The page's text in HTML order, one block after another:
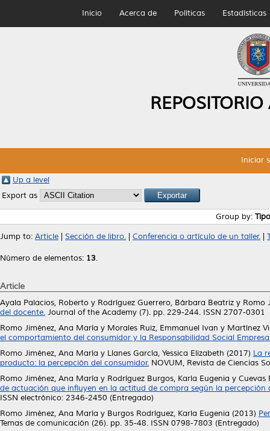
Inicio Acerca de Políticas Estadísticas
Iniciar
Up a level
Export as
Group by:
Jump to: Article Sección de libro. Conferencia o artículo de un taller.
Número de elementos: 13.
Article
Ayala Palacios, Roberto y Rodríguez Guerrero, Bárbara Beatriz y Romo
del docente. Journal of the Academy (7). pp. 229-244. ISSN 2707-0301
Romo Jiménez, Ana María y Morales Ruiz, Emmanuel Ivan y Martínez
el comportamiento del consumidor y la Responsabilidad Social
Romo Jiménez, Ana María y Llanes García, Yessica Elizabeth (2017) La
producto: la percepción del consumidor. NOVUM, Revista de Ciencias
Romo Jiménez, Ana María y Rodríguez Burgos, Karla Eugenia y Cuevas
de actuación que influyen en la actitud de compra según la percepción
ISSN electrónico: 2346-2450 (Entregado)
Romo Jiménez, Ana María y Burgos Rodríguez, Karla Eugenia (2013)
Temas de comunicación (26). pp. 35-48. ISSN 0798-7803 (Entregado)